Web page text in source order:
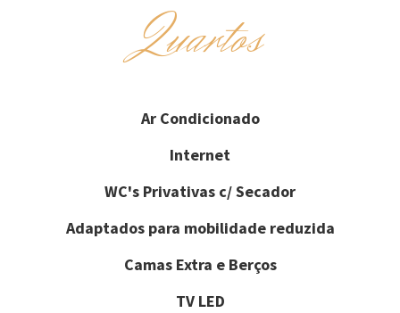
Quartos
Ar Condicionado
Internet
WC's Privativas c/ Secador
Adaptados para mobilidade reduzida
Camas Extra e Berços
TV LED